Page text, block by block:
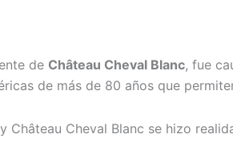
de Château Cheval Blanc, fue
de más de 80 años que
Cheval Blanc se hizo